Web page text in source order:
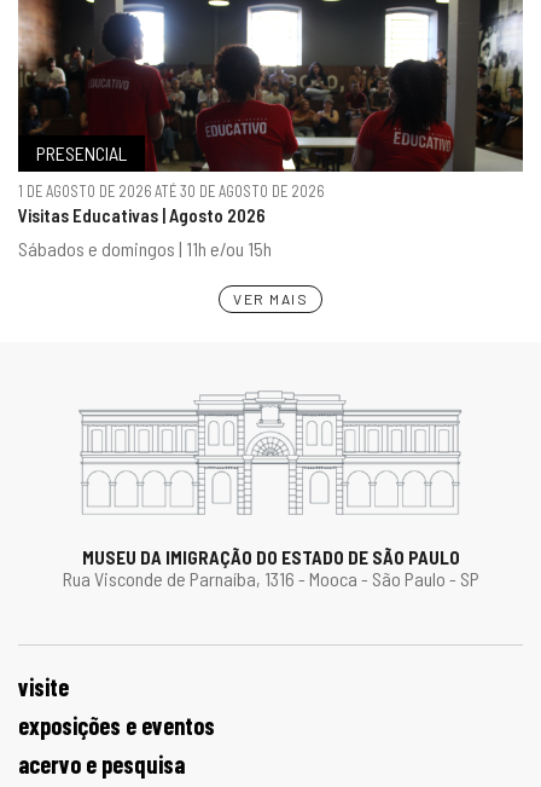
PRESENCIAL
1 DE AGOSTO DE 2026 ATÉ 30 DE AGOSTO DE 2026
Visitas Educativas | Agosto 2026
Sábados e domingos | 11h e/ou 15h
VER MAIS
MUSEU DA IMIGRAÇÃO DO ESTADO DE SÃO PAULO
Rua Visconde de Parnaíba, 1316 - Mooca - São Paulo - SP
visite
exposições e eventos
acervo e pesquisa